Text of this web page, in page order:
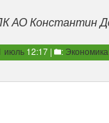
АО Константин
июль 12:17 | : Экономика